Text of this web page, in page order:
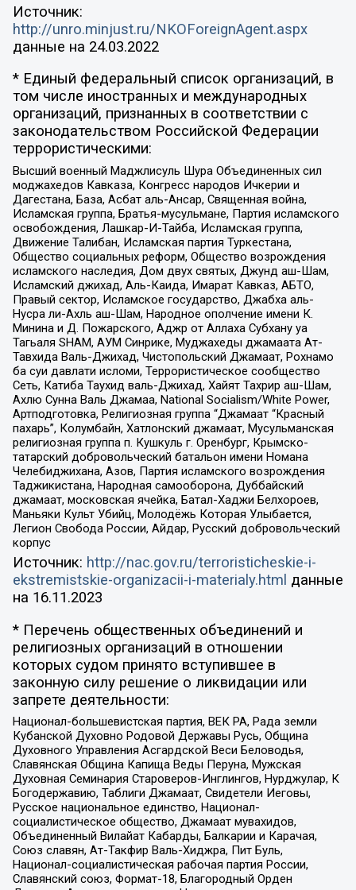
Источник:
http://unro.minjust.ru/NKOForeignAgent.aspx
данные на 24.03.2022
* Единый федеральный список организаций, в
том числе иностранных и международных
организаций, признанных в соответствии с
законодательством Российской Федерации
террористическими:
Высший военный Маджлисуль Шура Объединенных сил
моджахедов Кавказа, Конгресс народов Ичкерии и
Дагестана, База, Асбат аль-Ансар, Священная война,
Исламская группа, Братья-мусульмане, Партия исламского
освобождения, Лашкар-И-Тайба, Исламская группа,
Движение Талибан, Исламская партия Туркестана,
Общество социальных реформ, Общество возрождения
исламского наследия, Дом двух святых, Джунд аш-Шам,
Исламский джихад, Аль-Каида, Имарат Кавказ, АБТО,
Правый сектор, Исламское государство, Джабха аль-
Нусра ли-Ахль аш-Шам, Народное ополчение имени К.
Минина и Д. Пожарского, Аджр от Аллаха Субхану уа
Тагьаля SHAM, АУМ Синрике, Муджахеды джамаата Ат-
Тавхида Валь-Джихад, Чистопольский Джамаат, Рохнамо
ба суи давлати исломи, Террористическое сообщество
Сеть, Катиба Таухид валь-Джихад, Хайят Тахрир аш-Шам,
Ахлю Сунна Валь Джамаа, National Socialism/White Power,
Артподготовка, Религиозная группа “Джамаат “Красный
пахарь”, Колумбайн, Хатлонский джамаат, Мусульманская
религиозная группа п. Кушкуль г. Оренбург, Крымско-
татарский добровольческий батальон имени Номана
Челебиджихана, Азов, Партия исламского возрождения
Таджикистана, Народная самооборона, Дуббайский
джамаат, московская ячейка, Батал-Хаджи Белхороев,
Маньяки Культ Убийц, Молодёжь Которая Улыбается,
Легион Свобода России, Айдар, Русский добровольческий
корпус
Источник: http://nac.gov.ru/terroristicheskie-i-
ekstremistskie-organizacii-i-materialy.html данные
на 16.11.2023
* Перечень общественных объединений и
религиозных организаций в отношении
которых судом принято вступившее в
законную силу решение о ликвидации или
запрете деятельности:
Национал-большевистская партия, ВЕК РА, Рада земли
Кубанской Духовно Родовой Державы Русь, Община
Духовного Управления Асгардской Веси Беловодья,
Славянская Община Капища Веды Перуна, Мужская
Духовная Семинария Староверов-Инглингов, Нурджулар, К
Богодержавию, Таблиги Джамаат, Свидетели Иеговы,
Русское национальное единство, Национал-
социалистическое общество, Джамаат мувахидов,
Объединенный Вилайат Кабарды, Балкарии и Карачая,
Союз славян, Ат-Такфир Валь-Хиджра, Пит Буль,
Национал-социалистическая рабочая партия России,
Славянский союз, Формат-18, Благородный Орден